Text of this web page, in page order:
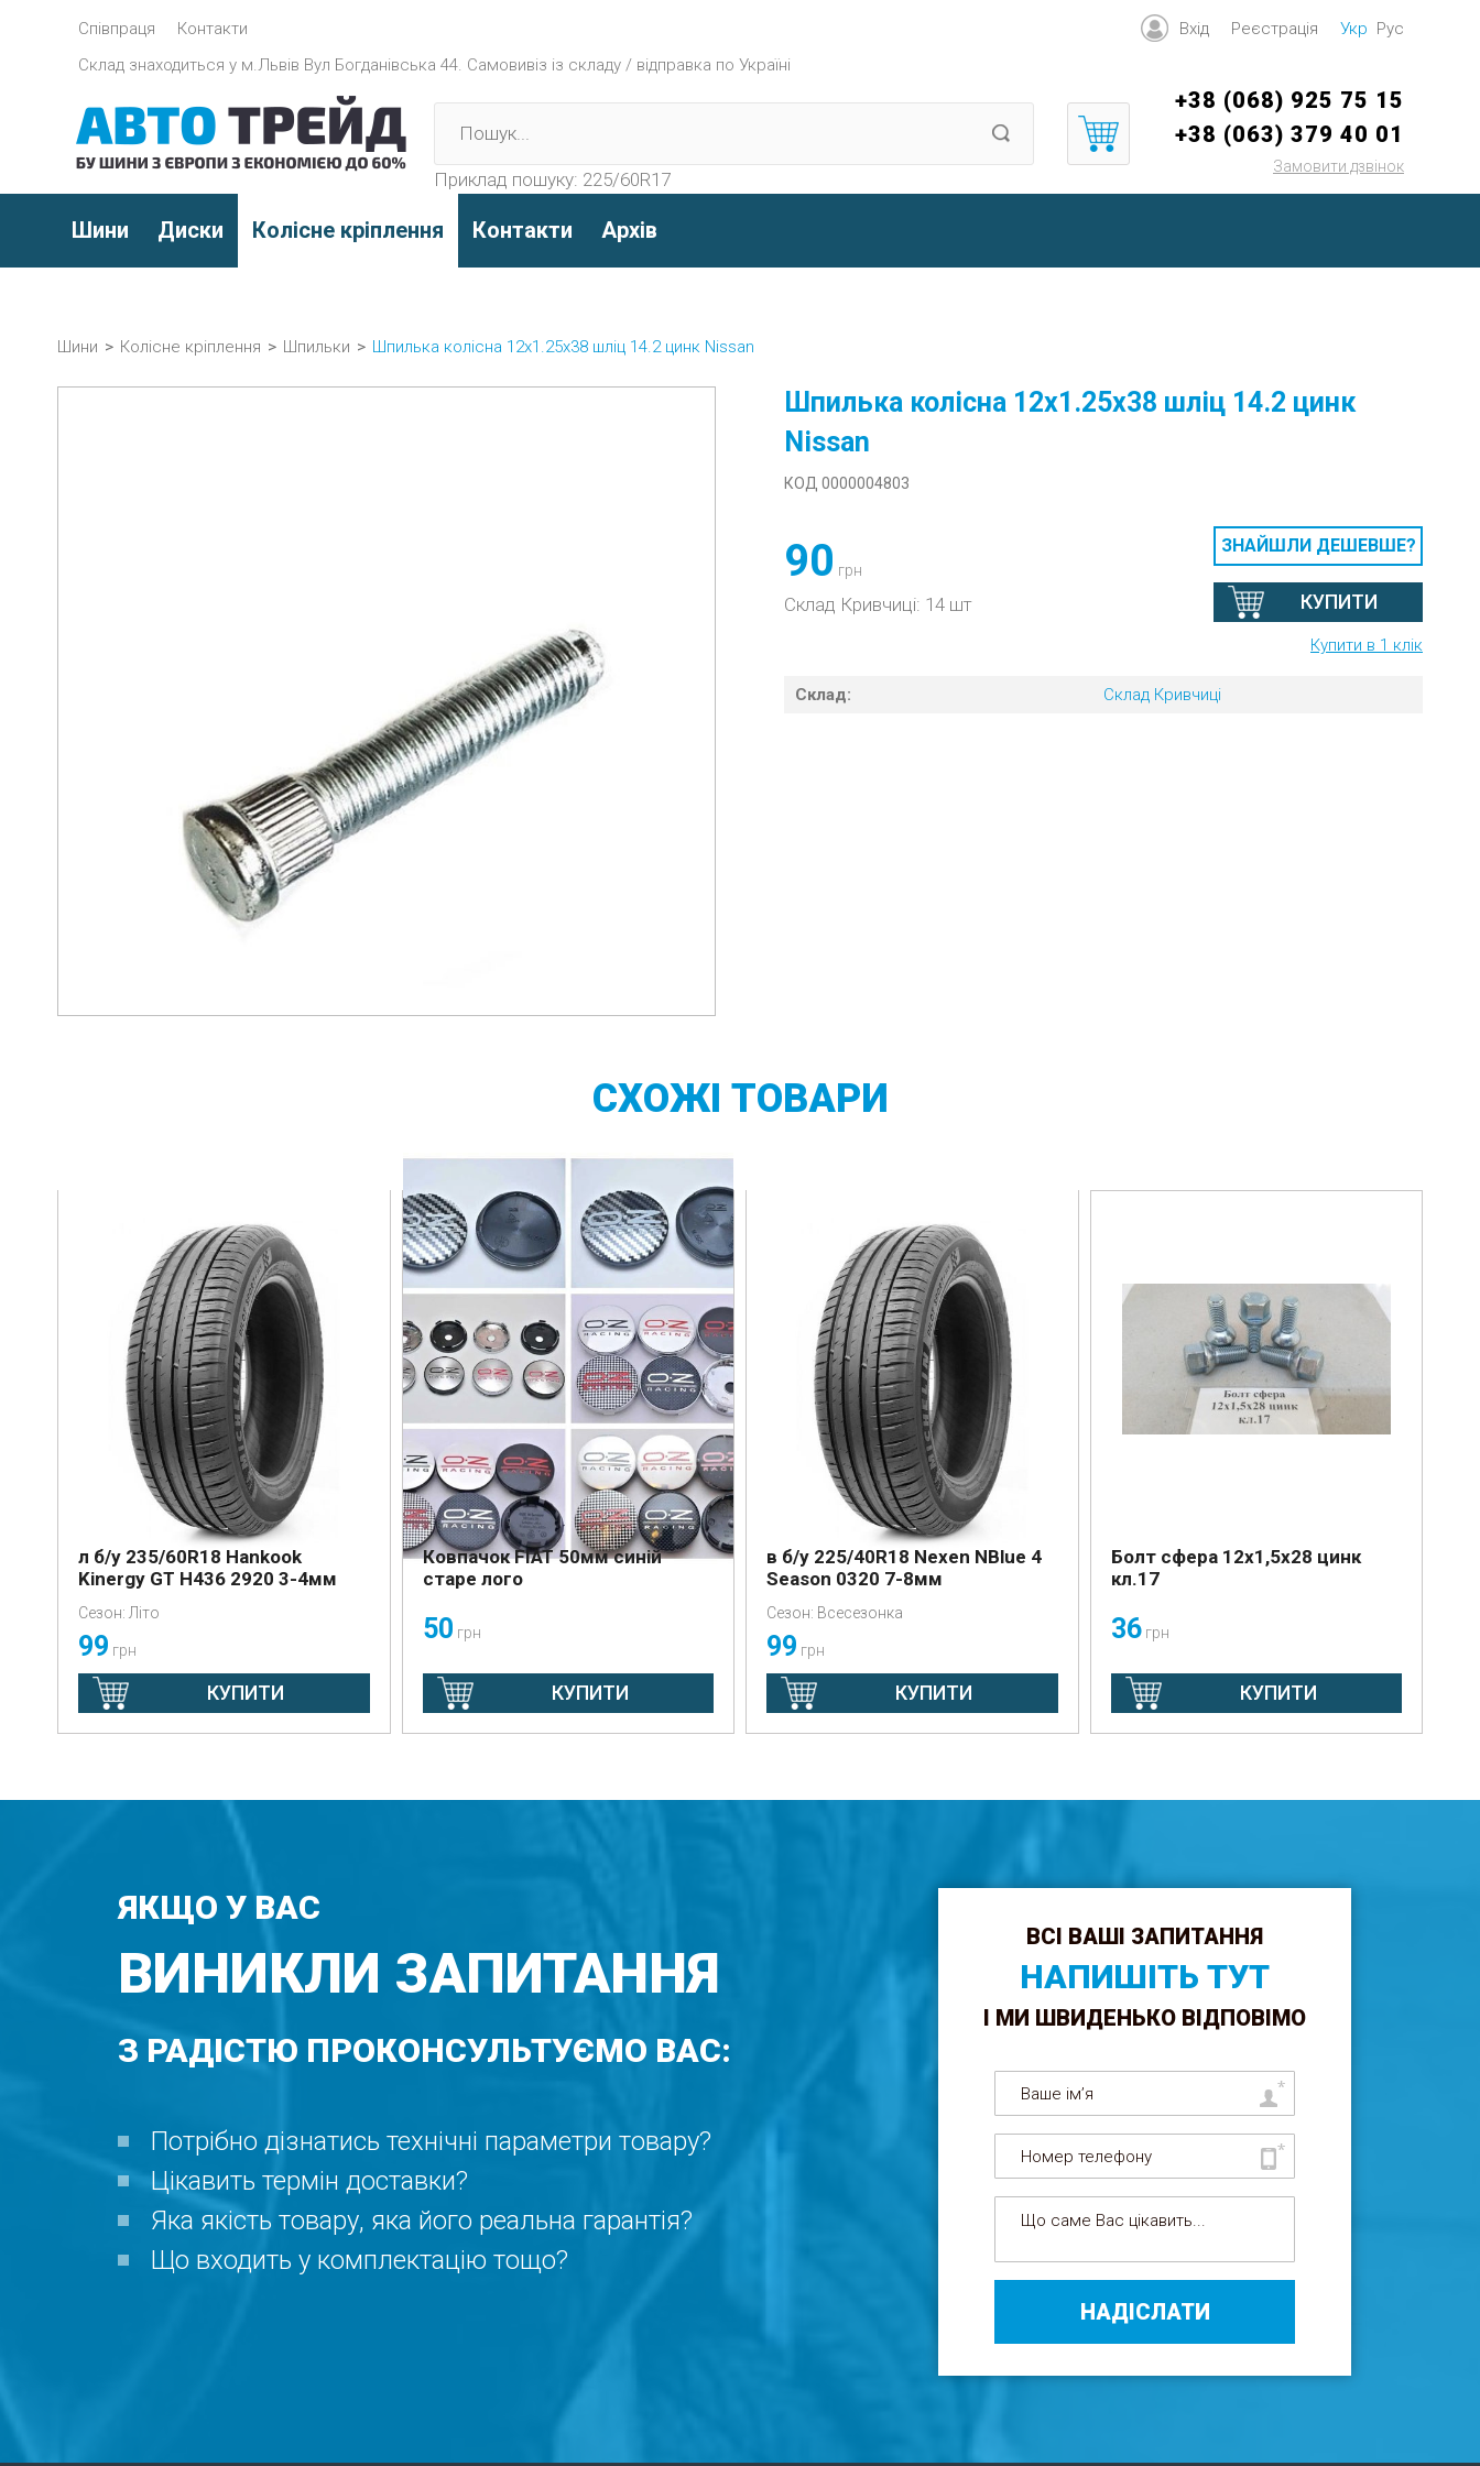
Співпраця Контакти Вхід Реєстрація Укр Рус
Склад знаходиться y м.Львів Вул Богданівська 44. Самовивіз із складу / відправка по Україні
Приклад пошуку: 225/60R17
+38 (068) 925 75 15
+38 (063) 379 40 01
Замовити дзвінок
Шини Диски Колісне кріплення Контакти Архів
Шини > Колісне кріплення > Шпильки > Шпилька колісна 12х1.25х38 шліц 14.2 цинк Nissan
Шпилька колісна 12х1.25х38 шліц 14.2 цинк
Nissan
КОД 0000004803
90 грн
Склад Кривчиці: 14 шт
ЗНАЙШЛИ ДЕШЕВШЕ?
КУПИТИ
Купити в 1 клік
Склад: Склад Кривчиці
СХОЖІ ТОВАРИ
л б/у 235/60R18 Hankook
Kinergy GT H436 2920 3-4мм
Сезон: Літо
99 грн
КУПИТИ
Ковпачок FIAT 50мм синій
старе лого
50 грн
КУПИТИ
в б/у 225/40R18 Nexen NBlue 4
Season 0320 7-8мм
Сезон: Всесезонка
99 грн
КУПИТИ
Болт сфера 12х1,5х28 цинк
кл.17
36грн
КУПИТИ
ЯКЩО У ВАС
ВИНИКЛИ ЗАПИТАННЯ
З РАДІСТЮ ПРОКОНСУЛЬТУЄМО ВАС:
Потрібно дізнатись технічні параметри товару?
Цікавить термін доставки?
Яка якість товару, яка його реальна гарантія?
Що входить у комплектацію тощо?
ВСІ ВАШІ ЗАПИТАННЯ
НАПИШІТЬ ТУТ
І МИ ШВИДЕНЬКО ВІДПОВІМО
НАДІСЛАТИ